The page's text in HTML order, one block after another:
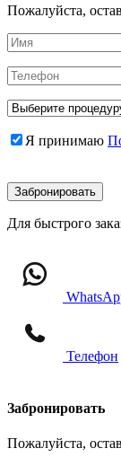
Пожалуйста,
Я принимаю
Забронировать
Для быстрого
Телефон
Забронировать
Пожалуйста,